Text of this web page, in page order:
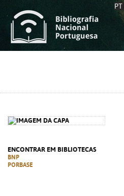
PT
ENCONTRAR EM BIBLIOTECAS
BNP
PORBASE